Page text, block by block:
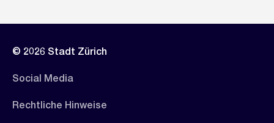
© 2026 Stadt Zürich
Social Media
Rechtliche Hinweise